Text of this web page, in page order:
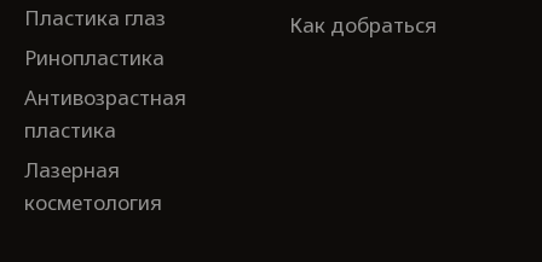
Пластика глаз
Ринопластика
Антивозрастная
пластика
Лазерная
косметология
Как добраться